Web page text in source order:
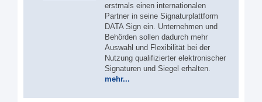
erstmals einen internationalen
Partner in seine Signaturplattform
DATA Sign ein. Unternehmen und
Behörden sollen dadurch mehr
Auswahl und Flexibilität bei der
Nutzung qualifizierter elektronischer
Signaturen und Siegel erhalten.
mehr...